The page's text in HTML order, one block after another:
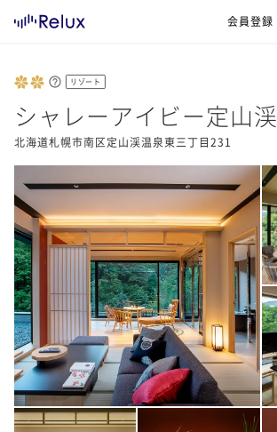
会員登録
リゾート
シャレーアイビー定山渓
北海道札幌市南区定山渓温泉東三丁目231